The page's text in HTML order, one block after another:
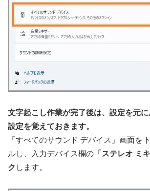
文字起こし作業が完了後は、設定を元
設定を覚えておきます。
「すべてのサウンド デバイス」画面を
ルし、入力デバイス欄の 「ステレオ ミ
ク します。